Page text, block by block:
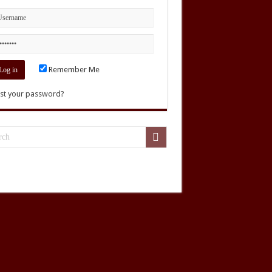
Remember Me
your password?